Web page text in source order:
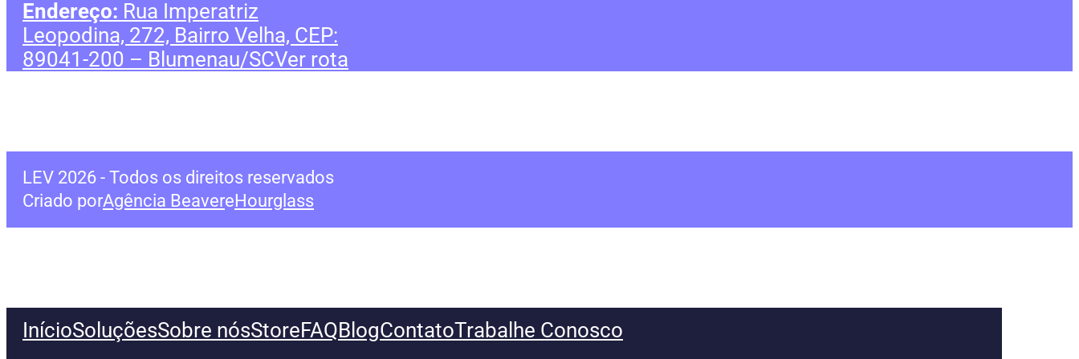
Endereço: Rua Imperatriz
Leopodina, 272, Bairro Velha, CEP:
89041-200 – Blumenau/SCVer rota
LEV 2026- Todos os direitos reservados
Criado porAgência BeavereHourglass
InícioSoluçõesSobre nósStoreFAQBlogContatoTrabalhe Conosco